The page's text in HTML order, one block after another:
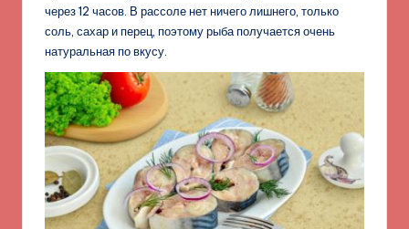
через 12 часов. В рассоле нет ничего лишнего, только
соль, сахар и перец, поэтому рыба получается очень
натуральная по вкусу.